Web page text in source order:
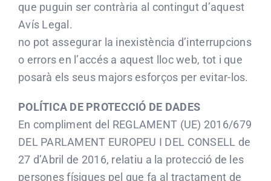
que puguin ser contrària al contingut d’aquest
Avís Legal.
no pot assegurar la inexistència d’interrupcions
o errors en l’accés a aquest lloc web, tot i que
posarà els seus majors esforços per evitar-los.
POLÍTICA DE PROTECCIÓ DE DADES
En compliment del REGLAMENT (UE) 2016/679
DEL PARLAMENT EUROPEU I DEL CONSELL de
27 d’Abril de 2016, relatiu a la protecció de les
persones físiques pel que fa al tractament de